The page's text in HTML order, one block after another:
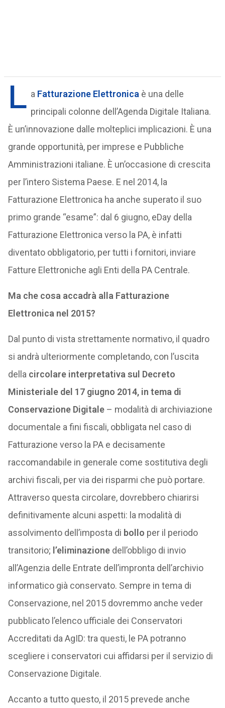
L a Fatturazione Elettronica è una delle
principali colonne dell’Agenda Digitale Italiana.
È un’innovazione dalle molteplici implicazioni. È una
grande opportunità, per imprese e Pubbliche
Amministrazioni italiane. È un’occasione di crescita
per l’intero Sistema Paese. E nel 2014, la
Fatturazione Elettronica ha anche superato il suo
primo grande “esame”: dal 6 giugno, eDay della
Fatturazione Elettronica verso la PA, è infatti
diventato obbligatorio, per tutti i fornitori, inviare
Fatture Elettroniche agli Enti della PA Centrale.
Ma che cosa accadrà alla Fatturazione
Elettronica nel 2015?
Dal punto di vista strettamente normativo, il quadro
si andrà ulteriormente completando, con l’uscita
della circolare interpretativa sul Decreto
Ministeriale del 17 giugno 2014, in tema di
Conservazione Digitale– modalità di archiviazione
documentale a fini fiscali, obbligata nel caso di
Fatturazione verso la PA e decisamente
raccomandabile in generale come sostitutiva degli
archivi fiscali, per via dei risparmi che può portare.
Attraverso questa circolare, dovrebbero chiarirsi
definitivamente alcuni aspetti: la modalità di
assolvimento dell’imposta di bollo per il periodo
transitorio; l’eliminazione dell’obbligo di invio
all’Agenzia delle Entrate dell’impronta dell’archivio
informatico già conservato. Sempre in tema di
Conservazione, nel 2015 dovremmo anche veder
pubblicato l’elenco ufficiale dei Conservatori
Accreditati da AgID: tra questi, le PA potranno
scegliere i conservatori cui affidarsi per il servizio di
Conservazione Digitale.
Accanto a tutto questo, il 2015 prevede anche